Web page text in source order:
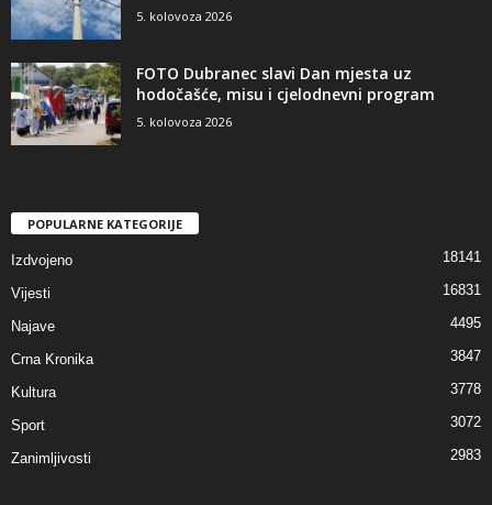
5. kolovoza 2026
FOTO Dubranec slavi Dan mjesta uz
hodočašće, misu i cjelodnevni program
5. kolovoza 2026
POPULARNE KATEGORIJE
Izdvojeno 18141
Vijesti 16831
Najave 4495
Crna Kronika 3847
Kultura 3778
Sport 3072
Zanimljivosti 2983